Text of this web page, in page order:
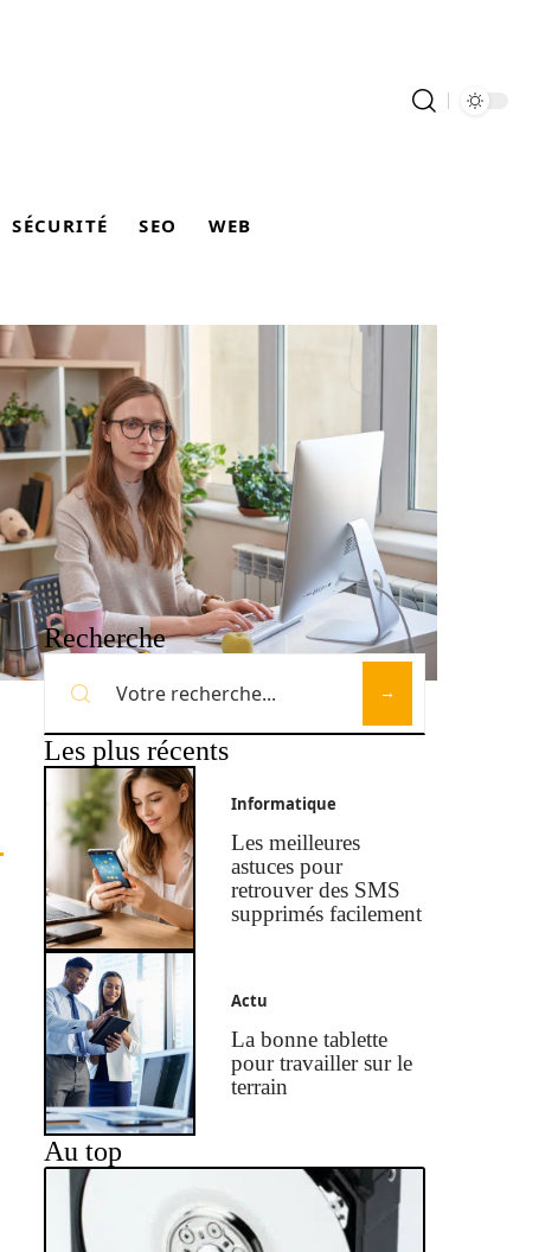
SÉCURITÉ SEO WEB
Recherche
Les plus récents
Informatique
Les meilleures
astuces pour
retrouver des SMS
supprimés facilement
Actu
La bonne tablette
pour travailler sur le
terrain
Au top